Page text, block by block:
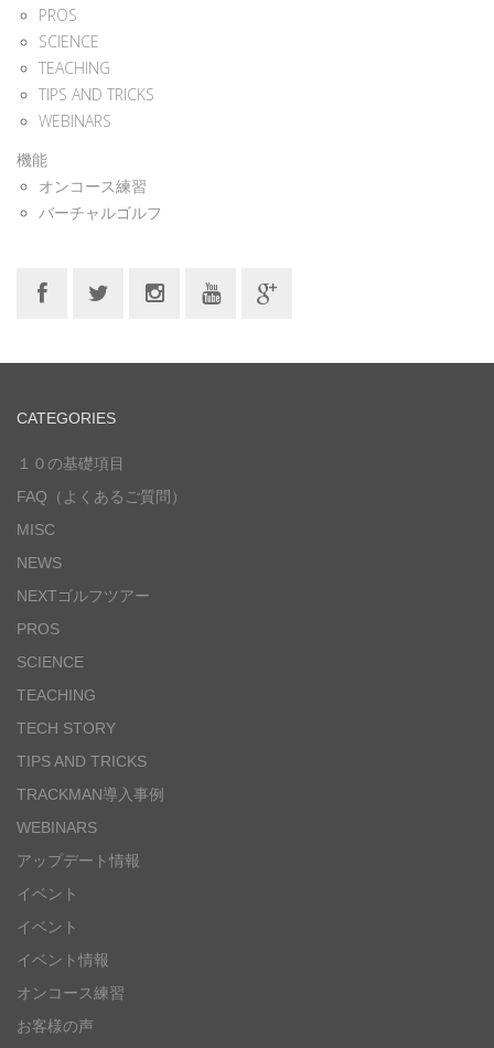
PROS
SCIENCE
TEACHING
TIPS AND TRICKS
WEBINARS
機能
オンコース練習
バーチャルゴルフ
CATEGORIES
１０の基礎項目
FAQ（よくあるご質問）
MISC
NEWS
NEXTゴルフツアー
PROS
SCIENCE
TEACHING
TECH STORY
TIPS AND TRICKS
TRACKMAN導入事例
WEBINARS
アップデート情報
イベント
イベント
イベント情報
オンコース練習
お客様の声